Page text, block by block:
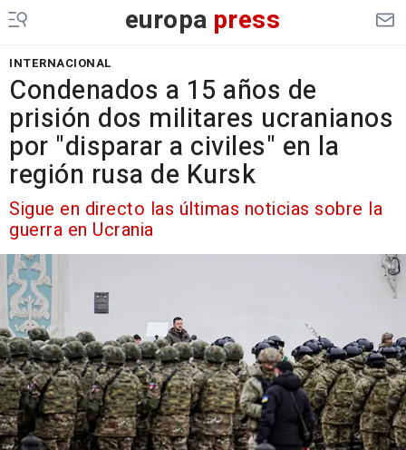
europa press
INTERNACIONAL
Condenados a 15 años de
prisión dos militares ucranianos
por "disparar a civiles" en la
región rusa de Kursk
Sigue en directo las últimas noticias sobre la
guerra en Ucrania